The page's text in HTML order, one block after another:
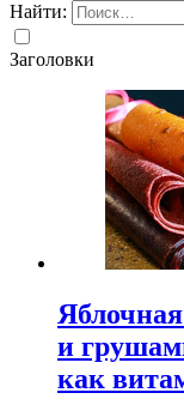
Найти:
Заголовки
и
как